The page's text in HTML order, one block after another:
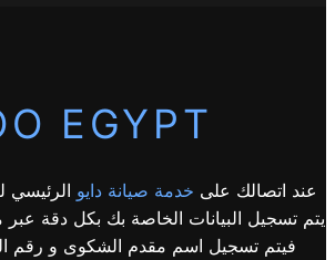
EGYPT
عند اتصالك على خدمة صيانة دايو الرئيسي
يتم تسجيل البيانات الخاصة بك بكل دقة
فيتم تسجيل اسم مقدم الشكوى و رقم